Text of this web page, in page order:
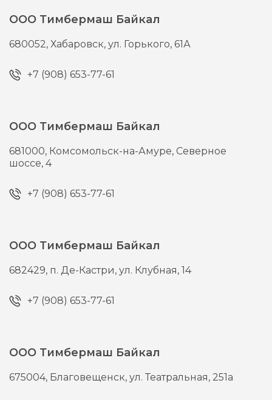
ООО Тимбермаш Байкал
680052,Хабаровск,ул. Горького, 61А
+7 (908) 653-77-61
ООО Тимбермаш Байкал
681000, Комсомольск-на-Амуре, Северное
шоссе, 4
+7 (908) 653-77-61
ООО Тимбермаш Байкал
682429, п. Де-Кастри,ул. Клубная, 14
+7 (908) 653-77-61
ООО Тимбермаш Байкал
675004, Благовещенск,ул. Театральная, 251а